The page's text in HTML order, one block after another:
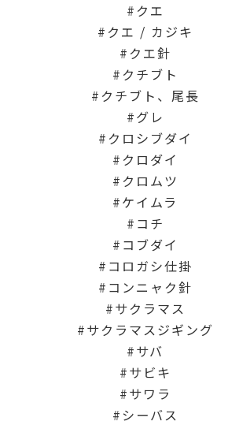
クエ
クエ / カジキ
クエ針
クチブト
クチブト、尾長
グレ
クロシブダイ
クロダイ
クロムツ
ケイムラ
コチ
コブダイ
コロガシ仕掛
コンニャク針
サクラマス
サクラマスジギング
サバ
サビキ
サワラ
シーバス